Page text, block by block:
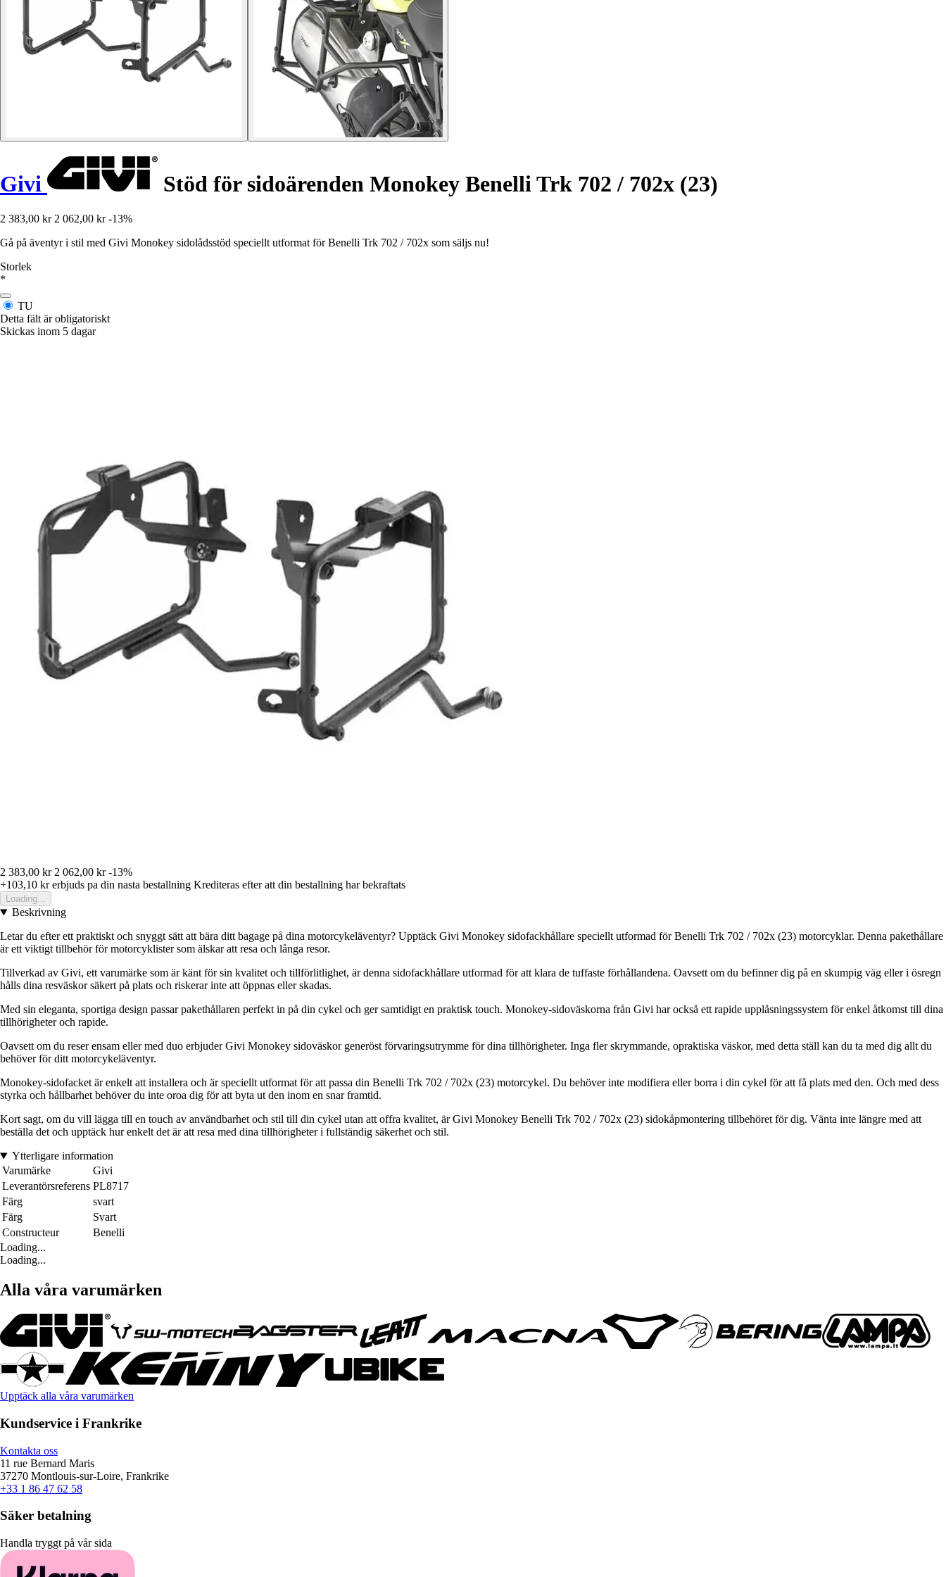
Givi Stöd för sidoärenden Monokey Benelli Trk 702 / 702x (23)
2 383,00 kr 2 062,00 kr -13%
Gå på äventyr i stil med Givi Monokey sidolådsstöd speciellt utformat för Benelli Trk 702 / 702x som säljs nu!
Storlek
*
TU
Detta fält är obligatoriskt
Skickas inom 5 dagar
2 383,00 kr 2 062,00 kr -13%
+103,10 krerbjuds pa din nasta bestallning Krediteras efter att din bestallning har bekraftats
Loading...
Beskrivning
Letar du efter ett praktiskt och snyggt sätt att bära ditt bagage på dina motorcykeläventyr? Upptäck Givi Monokey sidofackhållare speciellt utformad för Benelli Trk 702 / 702x (23) motorcyklar. Denna pakethållare
är ett viktigt tillbehör för motorcyklister som älskar att resa och långa resor.
Tillverkad av Givi, ett varumärke som är känt för sin kvalitet och tillförlitlighet, är denna sidofackhållare utformad för att klara de tuffaste förhållandena. Oavsett om du befinner dig på en skumpig väg eller i ösregn
hålls dina resväskor säkert på plats och riskerar inte att öppnas eller skadas.
Med sin eleganta, sportiga design passar pakethållaren perfekt in på din cykel och ger samtidigt en praktisk touch. Monokey-sidoväskorna från Givi har också ett rapide upplåsningssystem för enkel åtkomst till dina
tillhörigheter och rapide.
Oavsett om du reser ensam eller med duo erbjuder Givi Monokey sidoväskor generöst förvaringsutrymme för dina tillhörigheter. Inga fler skrymmande, opraktiska väskor, med detta ställ kan du ta med dig allt du
behöver för ditt motorcykeläventyr.
Monokey-sidofacket är enkelt att installera och är speciellt utformat för att passa din Benelli Trk 702 / 702x (23) motorcykel. Du behöver inte modifiera eller borra i din cykel för att få plats med den. Och med dess
styrka och hållbarhet behöver du inte oroa dig för att byta ut den inom en snar framtid.
Kort sagt, om du vill lägga till en touch av användbarhet och stil till din cykel utan att offra kvalitet, är Givi Monokey Benelli Trk 702 / 702x (23) sidokåpmontering tillbehöret för dig. Vänta inte längre med att
beställa det och upptäck hur enkelt det är att resa med dina tillhörigheter i fullständig säkerhet och stil.
Ytterligare information
Varumärke
Givi
Leverantörsreferens PL8717
Färg
svart
Färg
Svart
Constructeur
Benelli
Loading...
Loading...
Alla våra varumärken
Upptäck alla våra varumärken
Kundservice i Frankrike
Kontakta oss
11 rue Bernard Maris
37270 Montlouis-sur-Loire, Frankrike
+33 1 86 47 62 58
Säker betalning
Handla tryggt på vår sida